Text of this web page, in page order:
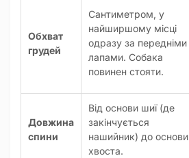
Обхват
грудей
Сантиметром, у
найширшому місці
одразу за передніми
лапами. Собака
повинен стояти.
Довжина
спини
Від основи шиї (де
закінчується
нашийник) до основи
хвоста.